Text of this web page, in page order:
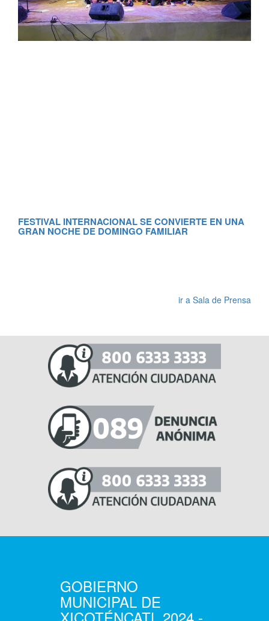
FESTIVAL INTERNACIONAL SE CONVIERTE EN UNA
GRAN NOCHE DE DOMINGO FAMILIAR
ir a Sala de Prensa
GOBIERNO
MUNICIPAL DE